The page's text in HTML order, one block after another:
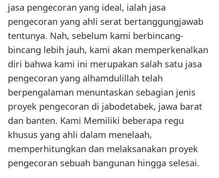
jasa pengecoran yang ideal, ialah jasa
pengecoran yang ahli serat bertanggungjawab
tentunya. Nah, sebelum kami berbincang-
bincang lebih jauh, kami akan memperkenalkan
diri bahwa kami ini merupakan salah satu jasa
pengecoran yang alhamdulillah telah
berpengalaman menuntaskan sebagian jenis
proyek pengecoran di jabodetabek, jawa barat
dan banten. Kami Memiliki beberapa regu
khusus yang ahli dalam menelaah,
memperhitungkan dan melaksanakan proyek
pengecoran sebuah bangunan hingga selesai.